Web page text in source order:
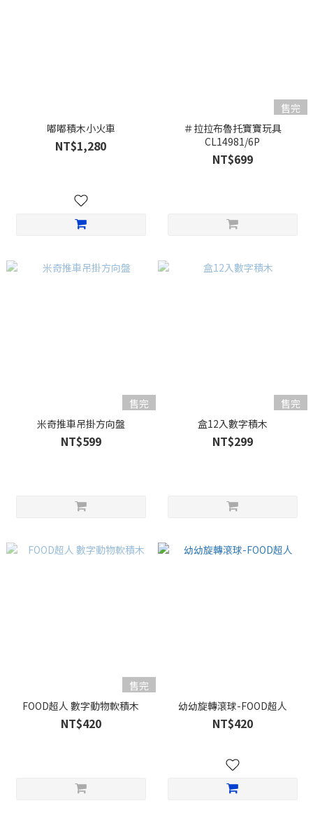
嘟嘟積木小火車
NT$1,280
售完
＃拉拉布魯托寶寶玩具
CL14981/6P
NT$699
售完
米奇推車吊掛方向盤
NT$599
售完
盒12入數字積木
NT$299
售完
FOOD超人 數字動物軟積木
NT$420
幼幼旋轉滾球-FOOD超人
NT$420